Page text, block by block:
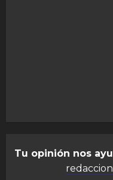
Tu opinión nos